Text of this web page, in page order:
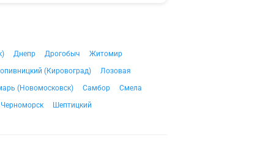
Днепр Дрогобыч
Житомир
(Кировоград)
Лозовая
(Новомосковск) Самбор
Смела
Черноморск Шептицкий